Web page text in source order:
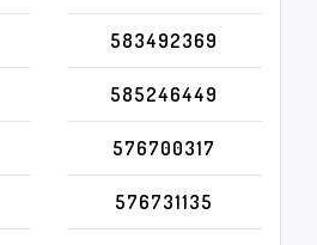
583492369
585246449
576700317
576731135